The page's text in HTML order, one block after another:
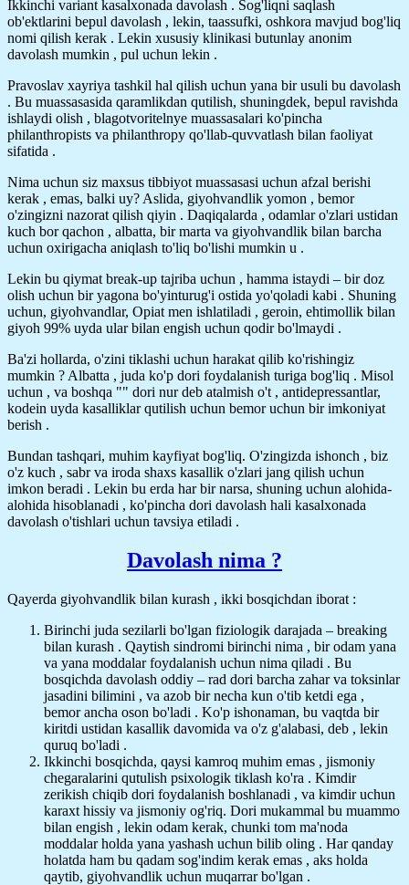
Ikkinchi variant kasalxonada davolash . Sog'liqni saqlash
ob'ektlarini bepul davolash , lekin, taassufki, oshkora mavjud bog'liq
nomi qilish kerak . Lekin xususiy klinikasi butunlay anonim
davolash mumkin , pul uchun lekin .
Pravoslav xayriya tashkil hal qilish uchun yana bir usuli bu davolash
. Bu muassasasida qaramlikdan qutilish, shuningdek, bepul ravishda
ishlaydi olish , blagotvoritelnye muassasalari ko'pincha
philanthropists va philanthropy qo'llab-quvvatlash bilan faoliyat
sifatida .
Nima uchun siz maxsus tibbiyot muassasasi uchun afzal berishi
kerak , emas, balki uy? Aslida, giyohvandlik yomon , bemor
o'zingizni nazorat qilish qiyin . Daqiqalarda , odamlar o'zlari ustidan
kuch bor qachon , albatta, bir marta va giyohvandlik bilan barcha
uchun oxirigacha aniqlash to'liq bo'lishi mumkin u .
Lekin bu qiymat break-up tajriba uchun , hamma istaydi – bir doz
olish uchun bir yagona bo'yinturug'i ostida yo'qoladi kabi . Shuning
uchun, giyohvandlar, Opiat men ishlatiladi , geroin, ehtimollik bilan
giyoh 99% uyda ular bilan engish uchun qodir bo'lmaydi .
Ba'zi hollarda, o'zini tiklashi uchun harakat qilib ko'rishingiz
mumkin ? Albatta , juda ko'p dori foydalanish turiga bog'liq . Misol
uchun , va boshqa "" dori nur deb atalmish o't , antidepressantlar,
kodein uyda kasalliklar qutilish uchun bemor uchun bir imkoniyat
berish .
Bundan tashqari, muhim kayfiyat bog'liq. O'zingizda ishonch , biz
o'z kuch , sabr va iroda shaxs kasallik o'zlari jang qilish uchun
imkon beradi . Lekin bu erda har bir narsa, shuning uchun alohida-
alohida hisoblanadi , ko'pincha dori davolash hali kasalxonada
davolash o'tishlari uchun tavsiya etiladi .
Davolash nima ?
Qayerda giyohvandlik bilan kurash , ikki bosqichdan iborat :
Birinchi juda sezilarli bo'lgan fiziologik darajada – breaking
bilan kurash . Qaytish sindromi birinchi nima , bir odam yana
va yana moddalar foydalanish uchun nima qiladi . Bu
bosqichda davolash oddiy – rad dori barcha zahar va toksinlar
jasadini bilimini , va azob bir necha kun o'tib ketdi ega ,
bemor ancha oson bo'ladi . Ko'p ishonaman, bu vaqtda bir
kiritdi ustidan kasallik davomida va o'z g'alabasi, deb , lekin
quruq bo'ladi .
Ikkinchi bosqichda, qaysi kamroq muhim emas , jismoniy
chegaralarini qutulish psixologik tiklash ko'ra . Kimdir
zerikish chiqib dori foydalanish boshlanadi , va kimdir uchun
karaxt hissiy va jismoniy og'riq. Dori mukammal bu muammo
bilan engish , lekin odam kerak, chunki tom ma'noda
moddalar holda yana yashash uchun bilib oling . Har qanday
holatda ham bu qadam sog'indim kerak emas , aks holda
qaytib, giyohvandlik uchun muqarrar bo'lgan .